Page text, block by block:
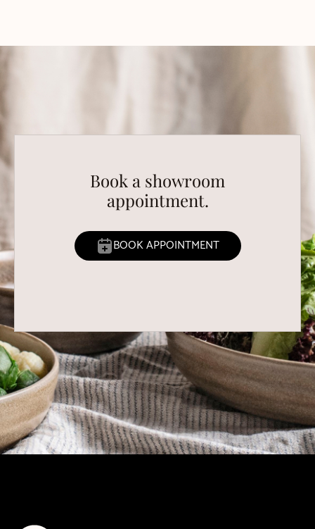
Book a showroom
appointment.
BOOK APPOINTMENT